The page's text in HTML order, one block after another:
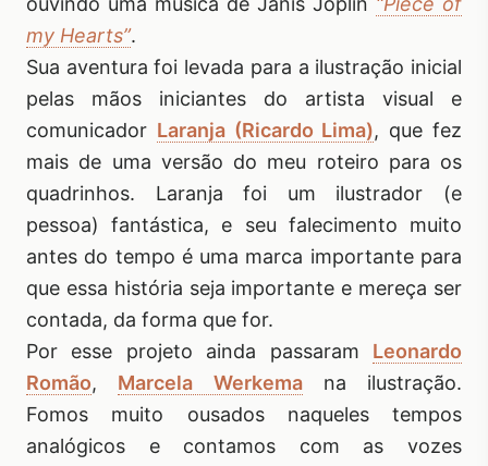
my Hearts”.
Sua aventura foi levada para a ilustração inicial
pelas mãos iniciantes do artista visual e
comunicador Laranja (Ricardo Lima), que fez
mais de uma versão do meu roteiro para os
quadrinhos. Laranja foi um ilustrador (e
pessoa) fantástica, e seu falecimento muito
antes do tempo é uma marca importante para
que essa história seja importante e mereça ser
contada, da forma que for.
Por esse projeto ainda passaram Leonardo
Romão, Marcela Werkemana ilustração.
Fomos muito ousados naqueles tempos
analógicos e contamos com as vozes